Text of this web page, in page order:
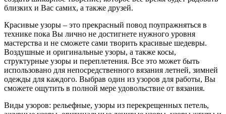
близких и Вас самих, а также друзей.
Красивые узоры – это прекрасный повод поупражняться в
технике пока Вы лично не достигнете нужного уровня
мастерства и не сможете сами творить красивые шедевры.
Воздушные и оригинальные узоры, а также косы,
структурные узоры и переплетения. Все это может быть
использовано для непосредственного вязания летней, зимней
одежды для каждого. Выбрав один из узоров для работы, Вы
сможете ощутить в полной мере удовольствие от вязания.
Виды узоров: рельефные, узоры из перекрещенных петель,